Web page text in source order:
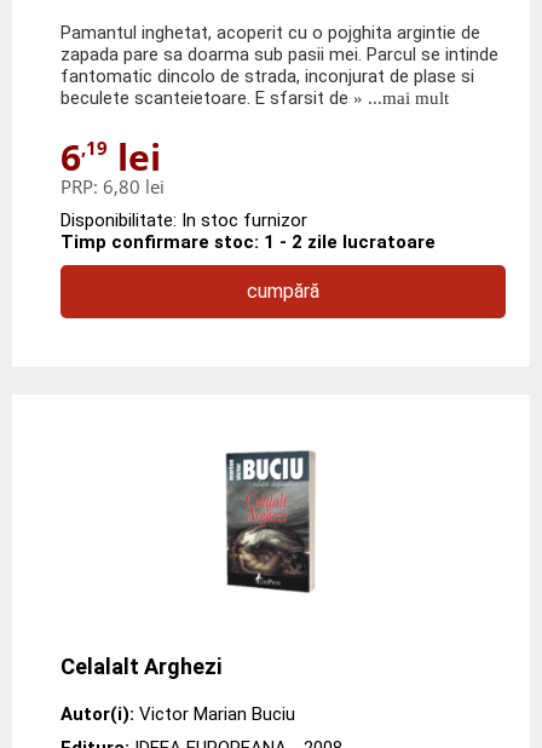
Pamantul inghetat, acoperit cu o pojghita argintie de
zapada pare sa doarma sub pasii mei. Parcul se intinde
fantomatic dincolo de strada, inconjurat de plase si
beculete scanteietoare. E sfarsit de » ...mai mult
6,19 lei
PRP: 6,80 lei
Disponibilitate: In stoc furnizor
Timp confirmare stoc: 1 - 2 zile lucratoare
cumpără
Celalalt Arghezi
Autor(i): Victor Marian Buciu